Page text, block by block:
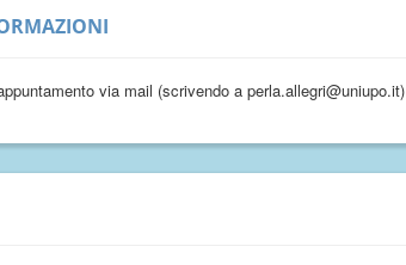
via mail (scrivendo a perla.allegri@uniupo.it)